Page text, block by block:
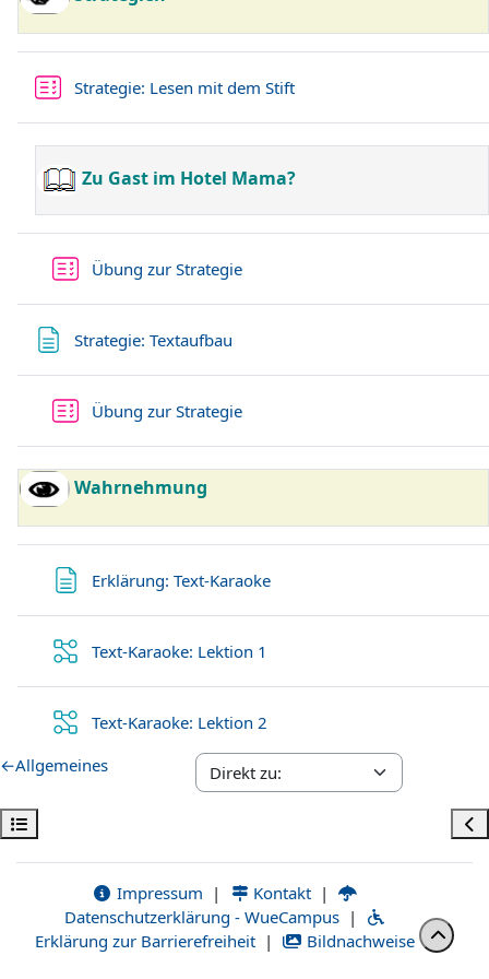
Kursindex öffnen
Strategie: Lesen mit dem StiftTest
Zu Gast im Hotel Mama?
Übung zur StrategieTest
Strategie: Textaufbau
Übung zur StrategieTest
Wahrnehmung
Erklärung: Text-KaraokeTextseite
Text-Karaoke: Lektion 1
Text-Karaoke: Lektion 2
←Allgemeines
Impressum | Kontakt |
Datenschutzerklärung - WueCampus |
Erklärung zur Barrierefreiheit | Bildnachweise